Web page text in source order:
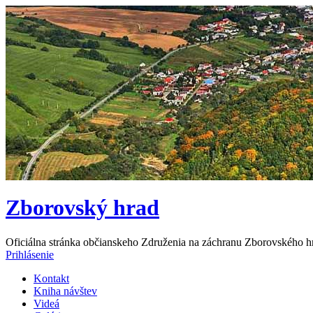
Zborovský hrad
Oficiálna stránka občianskeho Združenia na záchranu Zborovského
Prihlásenie
Kontakt
Kniha návštev
Videá